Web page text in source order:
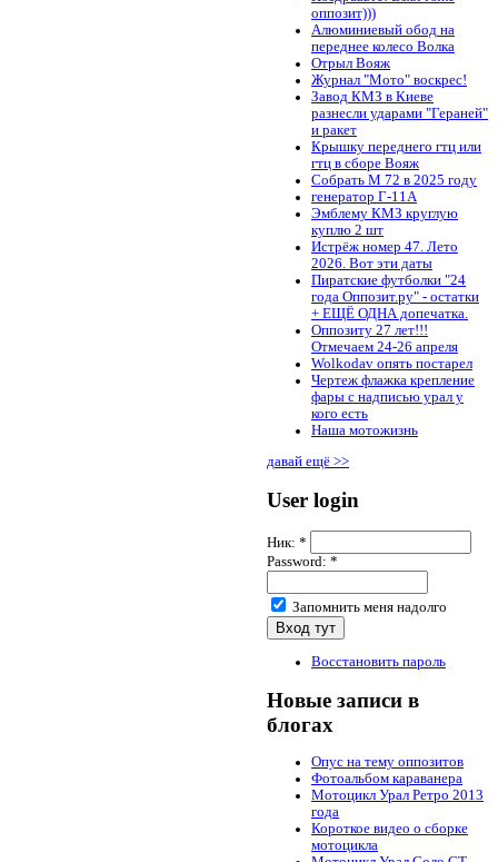
оппозит)))
Алюминиевый обод на
переднее колесо Волка
Отрыл Вояж
Журнал "Мото" воскрес!
Завод КМЗ в Киеве
разнесли ударами "Гераней"
и ракет
Крышку переднего гтц или
гтц в сборе Вояж
Собрать М 72 в 2025 году
генератор Г-11А
Эмблему КМЗ круглую
куплю 2 шт
Истрёж номер 47. Лето
2026. Вот эти даты
Пиратские футболки "24
года Оппозит.ру" - остатки
+ ЕЩЁ ОДНА допечатка.
Оппозиту 27 лет!!!
Отмечаем 24-26 апреля
Wolkodav опять постарел
Чертеж флажка крепление
фары с надписью урал у
кого есть
Наша мотожизнь
давай ещё >>
User login
Ник: *
Password: *
Запомнить меня надолго
Восстановить пароль
Новые записи в
блогах
Опус на тему оппозитов
Фотоальбом караванера
Мотоцикл Урал Ретро 2013
года
Короткое видео о сборке
мотоцикла